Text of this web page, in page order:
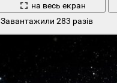
на весь екран
Завантажили 283 разів